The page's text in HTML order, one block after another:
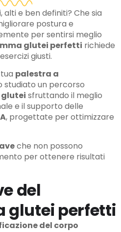
alti e ben definiti? Che sia
postura e
per sentirsi meglio
glutei perfetti richiede
giusti.
palestra a
studiato un percorso
glutei sfruttando il meglio
e il supporto delle
, progettate per ottimizzare
che non possono
per ottenere risultati
del
glutei perfetti
del corpo